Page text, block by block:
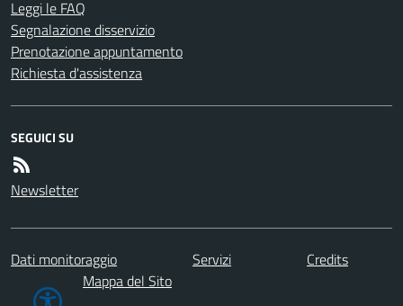
Leggi le FAQ
Segnalazione disservizio
Prenotazione appuntamento
Richiesta d'assistenza
SEGUICI SU
Newsletter
Dati monitoraggio Servizi
Credits
Mappa del Sito